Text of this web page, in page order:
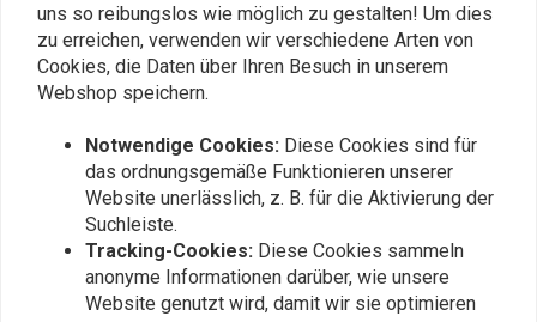
THUNDERBIKE
Forward Controls Drilled
Softail 18-19
THUNDERBIKE
Forward Controls Brass
uns so reibungslos wie möglich zu gestalten! Um dies
zu erreichen, verwenden wir verschiedene Arten von
Cookies, die Daten über Ihren Besuch in unserem
Webshop speichern.
Notwendige Cookies: Diese Cookies sind für
das ordnungsgemäße Funktionieren unserer
Website unerlässlich, z. B. für die Aktivierung der
Suchleiste.
Tracking-Cookies: Diese Cookies sammeln
anonyme Informationen darüber, wie unsere
Website genutzt wird, damit wir sie optimieren